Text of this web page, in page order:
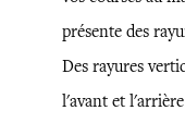
présente des
Des rayures
l'avant et